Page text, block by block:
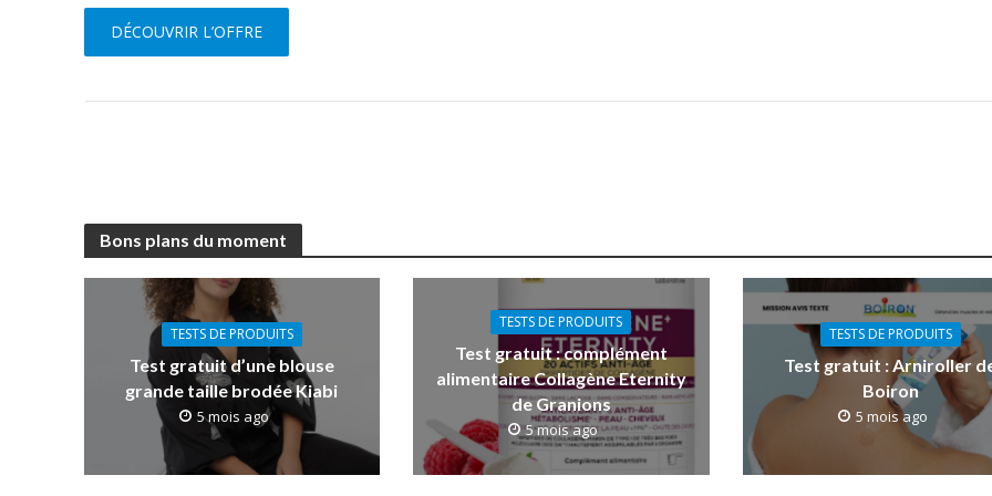
DÉCOUVRIR L’OFFRE
Bons plans du moment
TESTS DE PRODUITS
Test gratuit d’une blouse
grande taille brodée Kiabi
5 mois ago
TESTS DE PRODUITS
Test gratuit : complément
alimentaire Collagène Eternity
de Granions
5 mois ago
TESTS DE PRODUITS
Test gratuit : Arniroller
Boiron
5 mois ago